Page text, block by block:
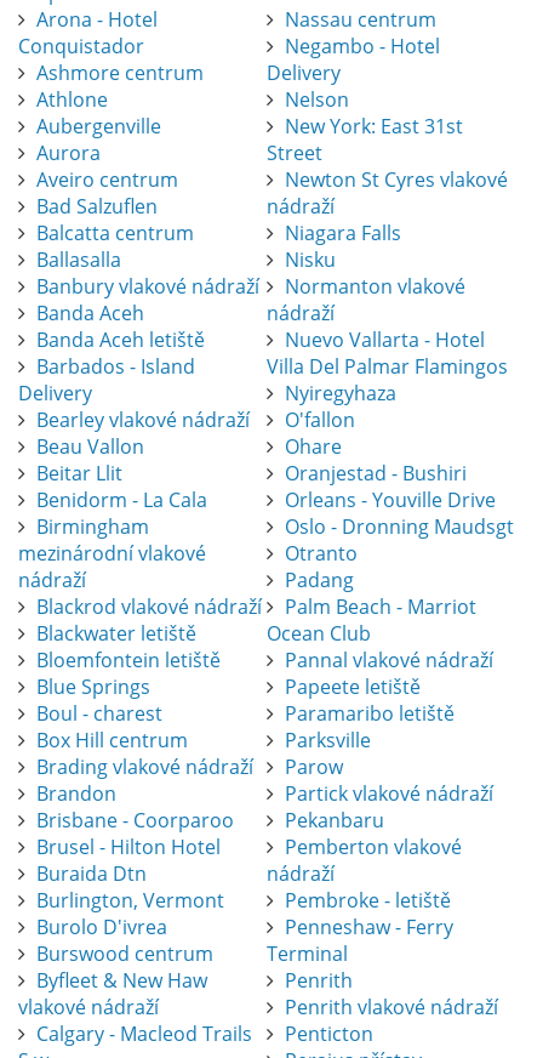
Arona - Hotel
Conquistador
Ashmore centrum
Athlone
Aubergenville
Aurora
Aveiro centrum
Bad Salzuflen
Balcatta centrum
Ballasalla
Banbury vlakové nádraží
Banda Aceh
Banda Aceh letiště
Barbados - Island
Delivery
Bearley vlakové nádraží
Beau Vallon
Beitar Llit
Benidorm - La Cala
Birmingham
mezinárodní vlakové
nádraží
Blackrod vlakové nádraží
Blackwater letiště
Bloemfontein letiště
Blue Springs
Boul - charest
Box Hill centrum
Brading vlakové nádraží
Brandon
Brisbane - Coorparoo
Brusel - Hilton Hotel
Buraida Dtn
Burlington, Vermont
Burolo D'ivrea
Burswood centrum
Byfleet & New Haw
vlakové nádraží
Calgary - Macleod Trails
Nassau centrum
Negambo - Hotel
Delivery
Nelson
New York: East 31st
Street
Newton St Cyres vlakové
nádraží
Niagara Falls
Nisku
Normanton vlakové
nádraží
Nuevo Vallarta - Hotel
Villa Del Palmar Flamingos
Nyiregyhaza
O'fallon
Ohare
Oranjestad - Bushiri
Orleans - Youville Drive
Oslo - Dronning Maudsgt
Otranto
Padang
Palm Beach - Marriot
Ocean Club
Pannal vlakové nádraží
Papeete letiště
Paramaribo letiště
Parksville
Parow
Partick vlakové nádraží
Pekanbaru
Pemberton vlakové
nádraží
Pembroke - letiště
Penneshaw - Ferry
Terminal
Penrith
Penrith vlakové nádraží
Penticton